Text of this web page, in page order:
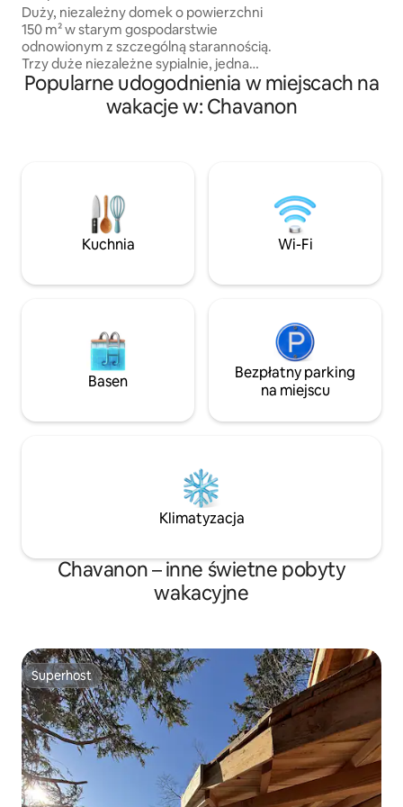
Duży, niezależny domek o powierzchni
150 m² w starym gospodarstwie
odnowionym z szczególną starannością.
Trzy duże niezależne sypialnie, jedna
dwuosobowa, każda z łazienką
z prysznicem. Przestrzeń mieszkalna
z pełną kuchnią, kominkiem, stołem
ogród, kąpiel nordycka, kąpiel zimna,
szklana sauna z widokiem i kort do gry
w petanque: prawdziwy relaksujący
kokon na wsi w Auvergne, przylegający
bezpośredniego kontaktu.
światłowodowy i
wieloma
Popularne udogodnienia w miejscach na
wakacje w: Chavanon
Kuchnia Wi-Fi
Basen
Bezpłatny parking
na miejscu
Klimatyzacja
Chavanon – inne świetne pobyty
wakacyjne
Superhost
Superhost